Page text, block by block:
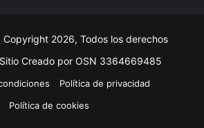
2026, Todos los derechos
Sitio Creado por OSN 3364669485
Política de privacidad
Política de cookies